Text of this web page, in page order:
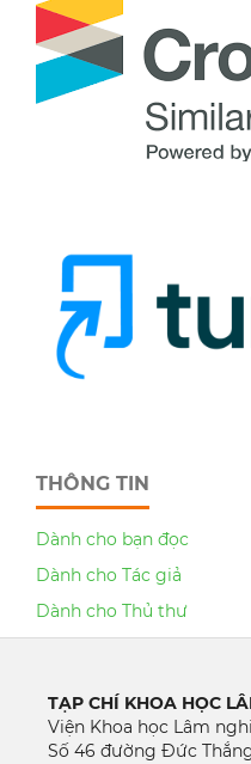
THÔNG TIN
Dành cho bạn đọc
Dành cho Tác giả
Dành cho Thủ thư
TẠP CHÍ KHOA HỌC
Viện Khoa học Lâm
Số 46 đường Đức